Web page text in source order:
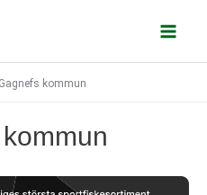
Gagnefs kommun